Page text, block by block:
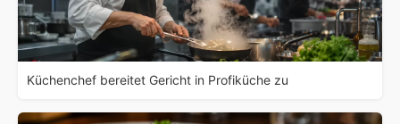
Küchenchef bereitet Gericht in Profiküche zu